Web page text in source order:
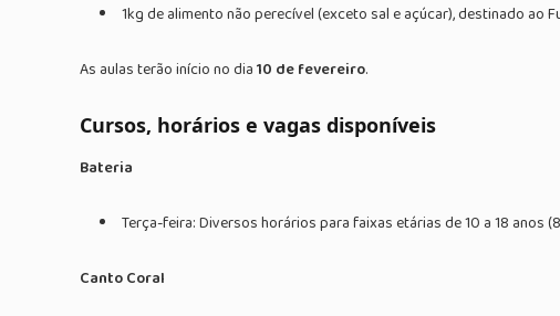
1kg de alimento não perecível (exceto sal e açúcar), destinado ao
As aulas terão início no dia10 de fevereiro.
Cursos, horários e vagas disponíveis
Bateria
Terça-feira: Diversos horários para faixas etárias de 10 a 18 anos
Canto Coral